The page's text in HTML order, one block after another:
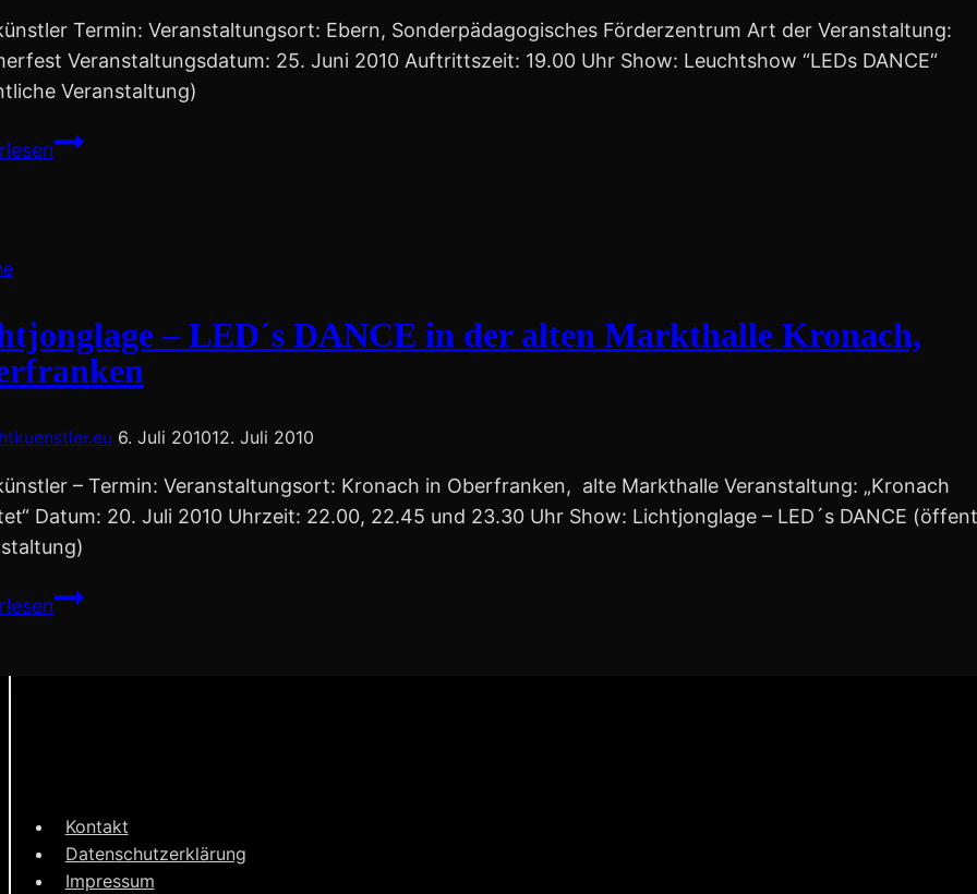
Termin: Veranstaltungsort: Ebern, Sonderpädagogisches Förderzentrum Art der Veranstaltung:
Veranstaltungsdatum: 25. Juni 2010 Auftrittszeit: 19.00 Uhr Show: Leuchtshow “LEDs DANCE“
Veranstaltung)
Ebern,
– LED´s DANCE in der alten Markthalle Kronach,
6. Juli 201012. Juli 2010
– Termin: Veranstaltungsort: Kronach in Oberfranken, alte Markthalle Veranstaltung: „Kronach
Datum: 20. Juli 2010 Uhrzeit: 22.00, 22.45 und 23.30 Uhr Show: Lichtjonglage – LED´s DANCE
Lichtjonglage
Markthalle
Kronach,
Kontakt
Datenschutzerklärung
Impressum